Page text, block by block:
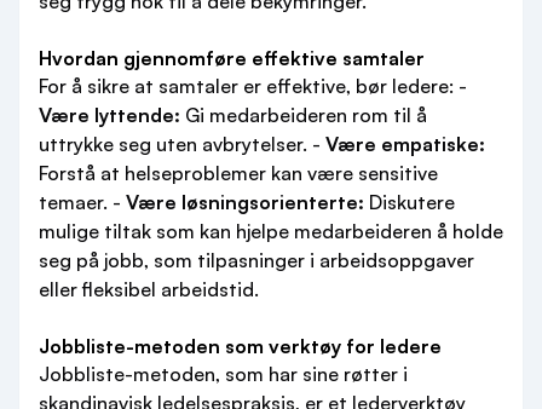
Hvordan gjennomføre effektive samtaler
For å sikre at samtaler er effektive, bør ledere: -
Være lyttende: Gi medarbeideren rom til å
uttrykke seg uten avbrytelser. - Være empatiske:
Forstå at helseproblemer kan være sensitive
temaer. - Være løsningsorienterte: Diskutere
mulige tiltak som kan hjelpe medarbeideren å holde
seg på jobb, som tilpasninger i arbeidsoppgaver
eller fleksibel arbeidstid.
Jobbliste-metoden som verktøy for ledere
Jobbliste-metoden, som har sine røtter i
skandinavisk ledelsespraksis, er et lederverktøy